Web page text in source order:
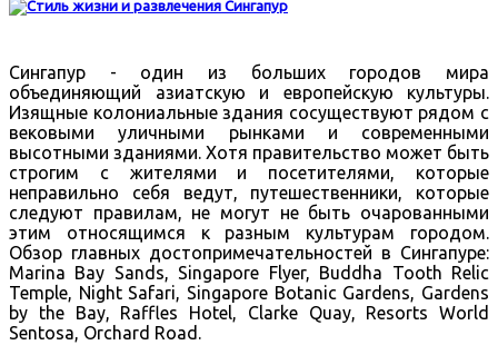
Сингапур - один из больших городов мира
объединяющий азиатскую и европейскую культуры.
Изящные колониальные здания сосуществуют рядом с
вековыми уличными рынками и современными
высотными зданиями. Хотя правительство может быть
строгим с жителями и посетителями, которые
неправильно себя ведут, путешественники, которые
следуют правилам, не могут не быть очарованными
этим относящимся к разным культурам городом.
Обзор главных достопримечательностей в Сингапуре:
Marina Bay Sands, Singapore Flyer, Buddha Tooth Relic
Temple, Night Safari, Singapore Botanic Gardens, Gardens
by the Bay, Raffles Hotel, Clarke Quay, Resorts World
Sentosa, Orchard Road.